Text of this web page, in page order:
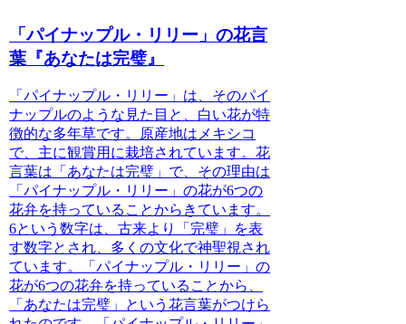
「パイナップル・リリー」の花言
葉『あなたは完璧』
「パイナップル・リリー」は、そのパイ
ナップルのような見た目と、白い花が特
徴的な多年草です。原産地はメキシコ
で、主に観賞用に栽培されています。花
言葉は「あなたは完璧」で、その理由は
「パイナップル・リリー」の花が6つの
花弁を持っていることからきています。
6という数字は、古来より「完璧」を表
す数字とされ、多くの文化で神聖視され
ています。「パイナップル・リリー」の
花が6つの花弁を持っていることから、
「あなたは完璧」という花言葉がつけら